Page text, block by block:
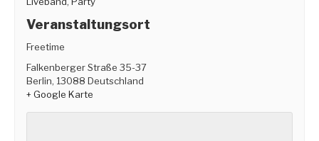
Veranstaltungsort
Freetime
Falkenberger Straße 35-37
Berlin, 13088 Deutschland
+ Google Karte